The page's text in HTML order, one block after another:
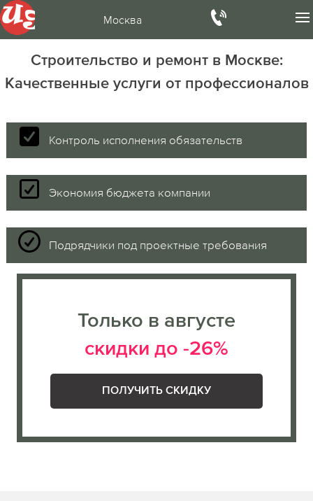
Москва
Строительство и ремонт в Москве:
Качественные услуги от профессионалов
Контроль исполнения обязательств
Экономия бюджета компании
Подрядчики под проектные требования
Только в августе
скидки до -26%
ПОЛУЧИТЬ СКИДКУ